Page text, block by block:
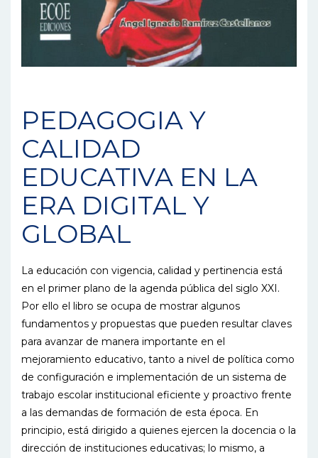
PEDAGOGIA Y
CALIDAD
EDUCATIVA EN LA
ERA DIGITAL Y
GLOBAL
La educación con vigencia, calidad y pertinencia está
en el primer plano de la agenda pública del siglo XXI.
Por ello el libro se ocupa de mostrar algunos
fundamentos y propuestas que pueden resultar claves
para avanzar de manera importante en el
mejoramiento educativo, tanto a nivel de política como
de configuración e implementación de un sistema de
trabajo escolar institucional eficiente y proactivo frente
a las demandas de formación de esta época. En
principio, está dirigido a quienes ejercen la docencia o la
dirección de instituciones educativas; lo mismo, a